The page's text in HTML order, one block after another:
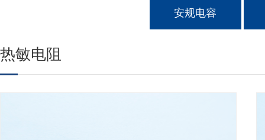
安规电容
热敏电阻